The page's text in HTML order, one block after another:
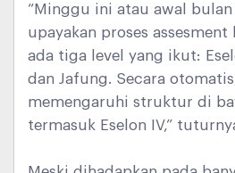
“Minggu ini atau awal bulan
upayakan proses
ada tiga level yang ikut:
dan Jafung. Secara
memengaruhi struktur di
termasuk Eselon IV,”